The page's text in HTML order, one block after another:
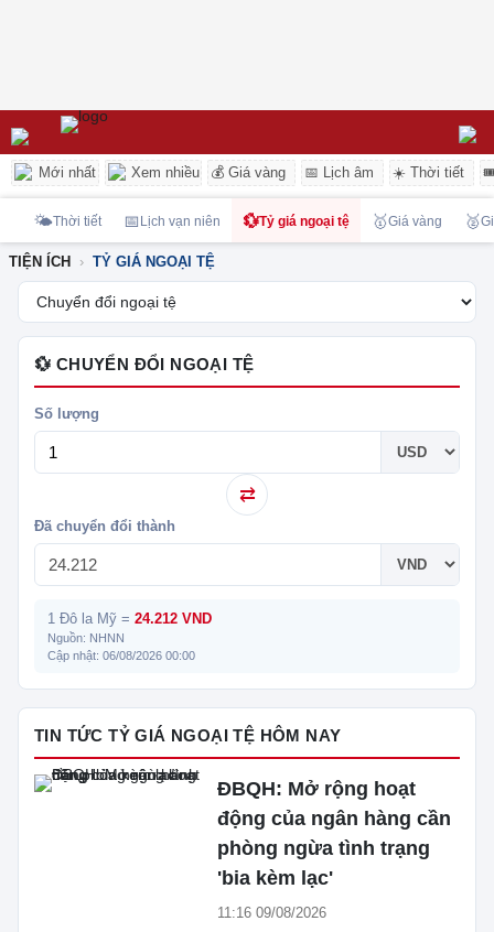
Mới nhất Xem nhiều 💰 Giá vàng 📅 Lịch âm ☀️ Thời tiết
🌤️Thời tiết 📅 Lịch vạn niên 💱Tỷ giá ngoại tệ 🥇Giá vàng 🥈
TIỆN ÍCH TỶ GIÁ NGOẠI TỆ
💱 CHUYỂN ĐỔI NGOẠI TỆ
Số lượng
⇄
Đã chuyển đổi thành
1 Đô la Mỹ = 24.212 VND
Nguồn: NHNN
Cập nhật: 06/08/2026 00:00
TIN TỨC TỶ GIÁ NGOẠI TỆ HÔM NAY
ĐBQH: Mở rộng hoạt
động của ngân hàng cần
phòng ngừa tình trạng
'bia kèm lạc'
11:16 09/08/2026